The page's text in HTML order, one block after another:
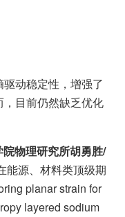
动稳定性，增强了
目前仍然缺乏优化
院物理研究所胡勇胜/
能源、材料类顶级期
planar strain for
layered sodium